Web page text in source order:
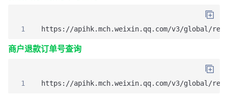
1 https://apihk.mch.weixin.qq.com/v3/global/
商户退款订单号查询
1 https://apihk.mch.weixin.qq.com/v3/global/